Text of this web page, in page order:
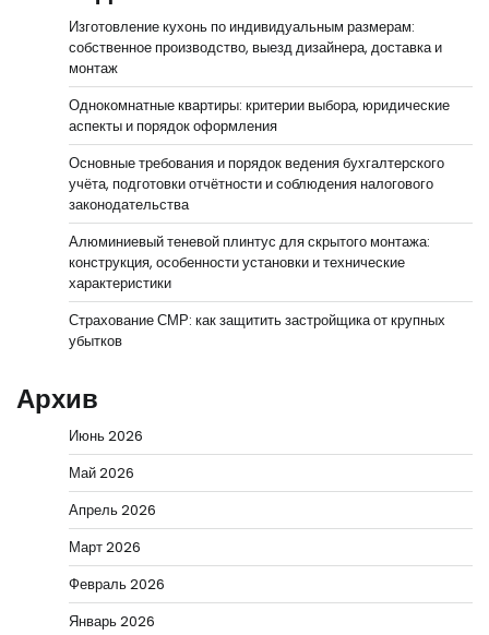
Изготовление кухонь по индивидуальным размерам:
собственное производство, выезд дизайнера, доставка и
монтаж
Однокомнатные квартиры: критерии выбора, юридические
аспекты и порядок оформления
Основные требования и порядок ведения бухгалтерского
учёта, подготовки отчётности и соблюдения налогового
законодательства
Алюминиевый теневой плинтус для скрытого монтажа:
конструкция, особенности установки и технические
характеристики
Страхование СМР: как защитить застройщика от крупных
убытков
Архив
Июнь 2026
Май 2026
Апрель 2026
Март 2026
Февраль 2026
Январь 2026